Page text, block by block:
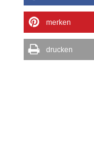
merken
drucken